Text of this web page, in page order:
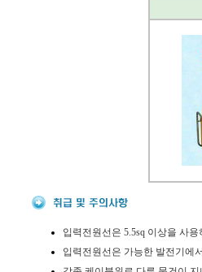
입력전원선은 5.5sq 이상을 사
입력전원선은 가능한 발전기에